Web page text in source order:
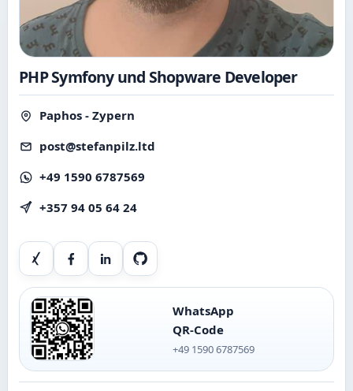
PHP Symfony und Shopware Developer
Paphos - Zypern
post@stefanpilz.ltd
+49 1590 6787569
+357 94 05 64 24
Xing FacebookLinkedInGitHub
WhatsApp
QR-Code
+49 1590 6787569